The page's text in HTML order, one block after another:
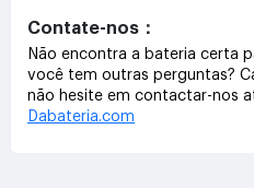
Contate-nos：
Não encontra a bateria certa
você tem outras perguntas?
não hesite em contactar-nos
Dabateria.com